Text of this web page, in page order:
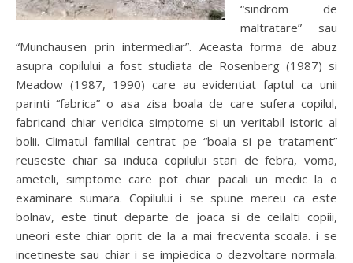
“sindrom de
maltratare” sau
“Munchausen prin intermediar”. Aceasta forma de abuz
asupra copilului a fost studiata de Rosenberg (1987) si
Meadow (1987, 1990) care au evidentiat faptul ca unii
parinti “fabrica” o asa zisa boala de care sufera copilul,
fabricand chiar veridica simptome si un veritabil istoric al
bolii. Climatul familial centrat pe “boala si pe tratament”
reuseste chiar sa induca copilului stari de febra, voma,
ameteli, simptome care pot chiar pacali un medic la o
examinare sumara. Copilului i se spune mereu ca este
bolnav, este tinut departe de joaca si de ceilalti copiii,
uneori este chiar oprit de la a mai frecventa scoala. i se
incetineste sau chiar i se impiedica o dezvoltare normala.